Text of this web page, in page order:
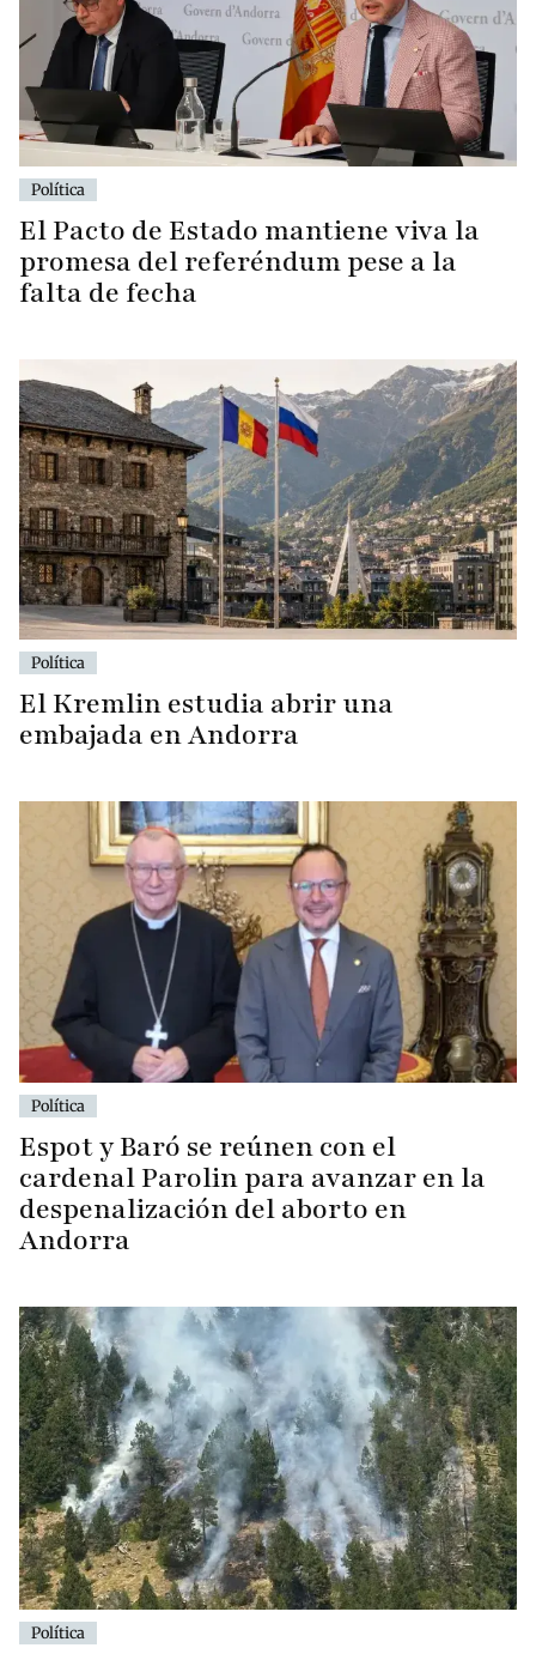
Política
El Pacto de Estado mantiene viva la
promesa del referéndum pese a la
falta de fecha
Política
El Kremlin estudia abrir una
embajada en Andorra
Política
Espot y Baró se reúnen con el
cardenal Parolin para avanzar en la
despenalización del aborto en
Andorra
Política